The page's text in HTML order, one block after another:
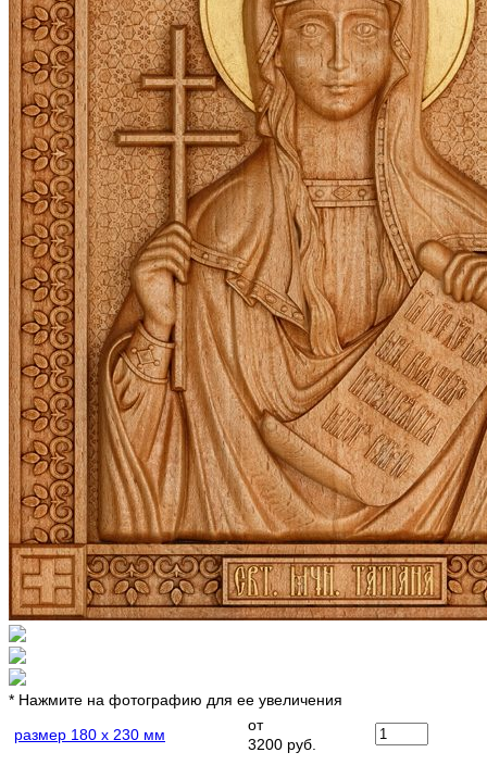
* Нажмите на фотографию для ее увеличения
размер 180 х 230 мм
от
3200 руб.